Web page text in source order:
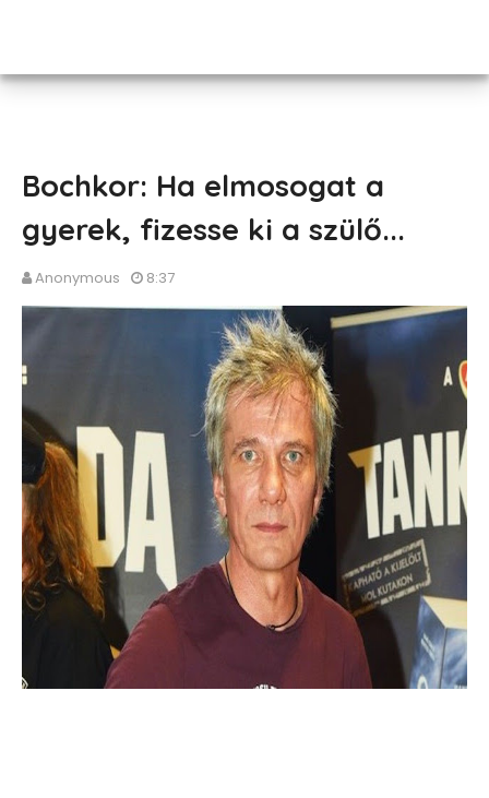
Bochkor: Ha elmosogat a
gyerek, fizesse ki a szülő...
Anonymous 8:37